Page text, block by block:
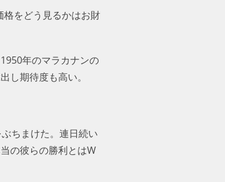
をどう見るかはお財
年のマラカナンの
し期待度も高い。
ちまけた。連日続い
の彼らの勝利とはW